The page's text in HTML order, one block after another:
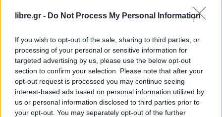
libre.gr - Do Not Process My Personal Information
If you wish to opt-out of the sale, sharing to third parties, or
processing of your personal or sensitive information for
targeted advertising by us, please use the below opt-out
section to confirm your selection. Please note that after your
opt-out request is processed you may continue seeing
interest-based ads based on personal information utilized by
us or personal information disclosed to third parties prior to
your opt-out. You may separately opt-out of the further
Με βάση τα ευρήματα αυτά, προχωρά η
καμερών και συστημάτων ελεγχόμενης εισόδου
στα πανεπιστημιακά κτίρια, όπως δήλωσε ο
αρμόδιος για την Ανώτατη Εκπαίδευση
υφυπουργός Παιδείας, Θρησκευμάτων και
Αθλητισμού, Νίκος Παπαϊωάννου, στο περιθώριο
των εργασιών τουAristotle Innovation Forum